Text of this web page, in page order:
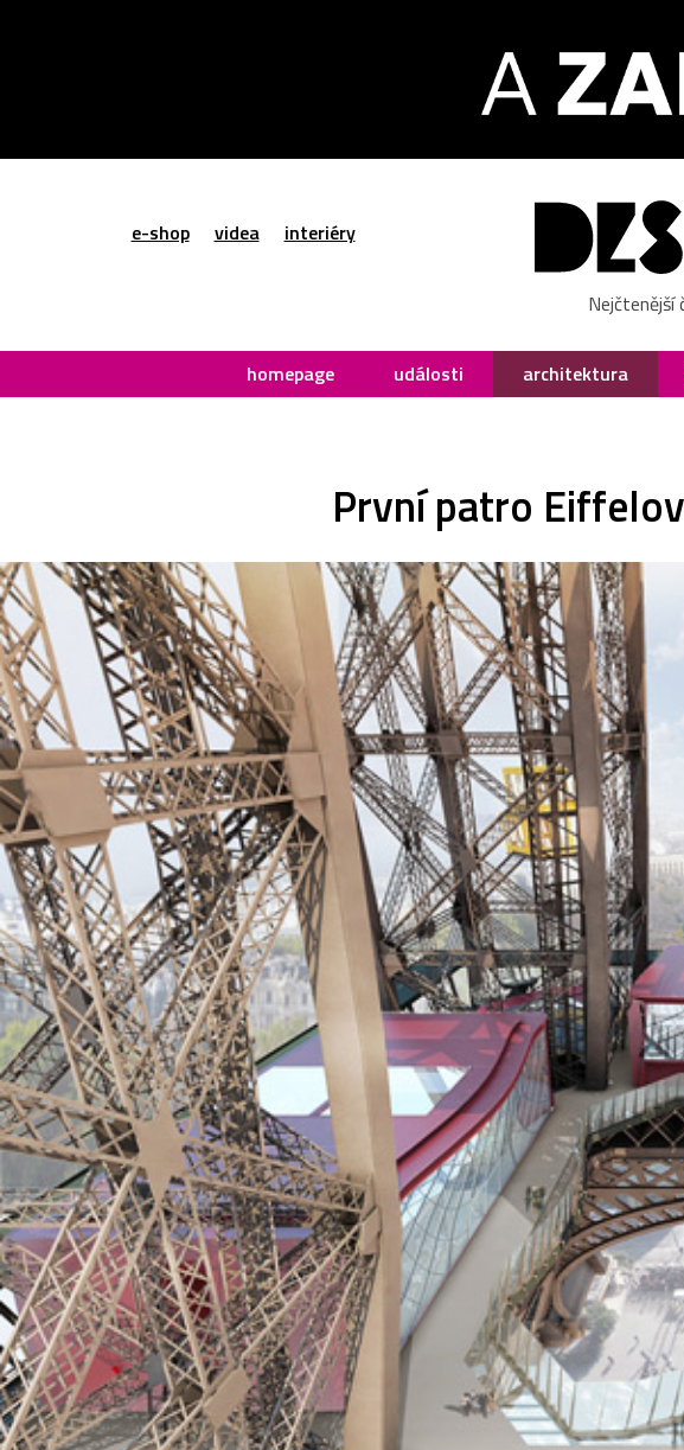
e-shop videa interiéry
Nejčtenější
homepage události architektura
První patro